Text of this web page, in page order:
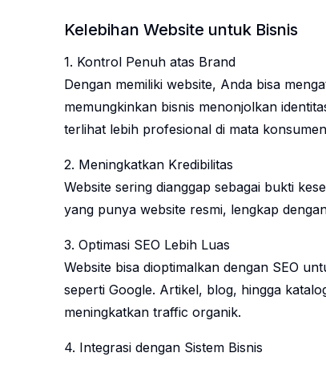
Kelebihan Website untuk Bisnis
1. Kontrol Penuh atas Brand
Dengan memiliki website, Anda bisa
memungkinkan bisnis menonjolkan
terlihat lebih profesional di mata
2. Meningkatkan Kredibilitas
Website sering dianggap sebagai bukti
yang punya website resmi, lengkap
3. Optimasi SEO Lebih Luas
Website bisa dioptimalkan dengan SEO
seperti Google. Artikel, blog, hingga
meningkatkan traffic organik.
4. Integrasi dengan Sistem Bisnis